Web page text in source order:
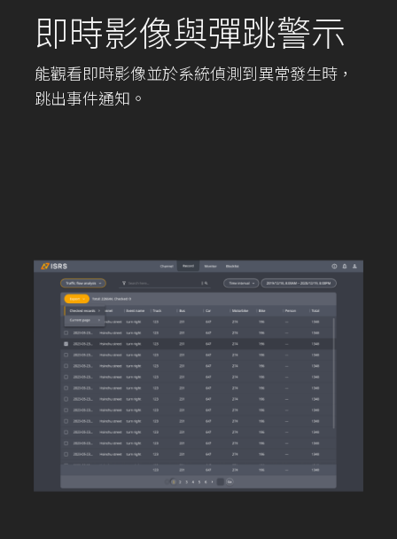
即時影像與彈跳警示
能觀看即時影像並於系統偵測到異常發生時，
跳出事件通知。